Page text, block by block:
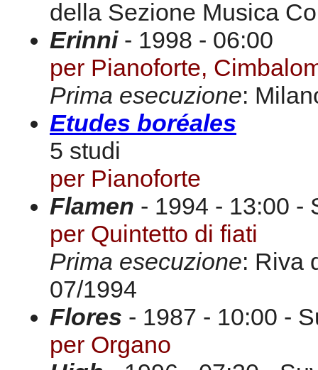
della Sezione Musica
Erinni- 1998 - 06:00
per Pianoforte,
Prima esecuzione:
Etudes boréales
5 studi
per Pianoforte
Flamen - 1994 - 13:00 -
per Quintetto di fiati
Prima esecuzione: Riva
07/1994
Flores - 1987 - 10:00 -
per Organo